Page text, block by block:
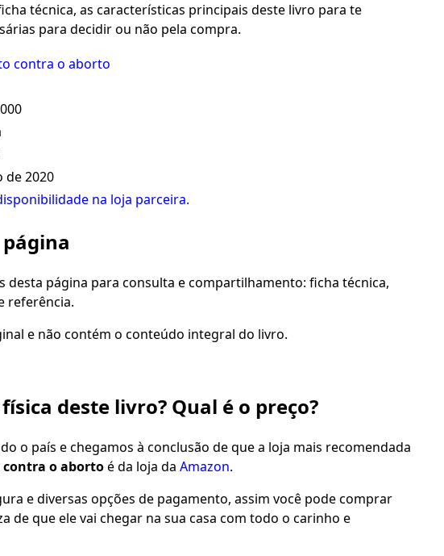
técnica, as características principais deste livro para te
para decidir ou não pela compra.
contra o aborto
de 2020
na loja parceira.
desta página para consulta e compartilhamento: ficha técnica,
referência.
e não contém o conteúdo integral do livro.
deste livro? Qual é o preço?
o país e chegamos à conclusão de que a loja mais recomendada
o abortoé da loja da Amazon.
e diversas opções de pagamento, assim você pode comprar
de que ele vai chegar na sua casa com todo o carinho e